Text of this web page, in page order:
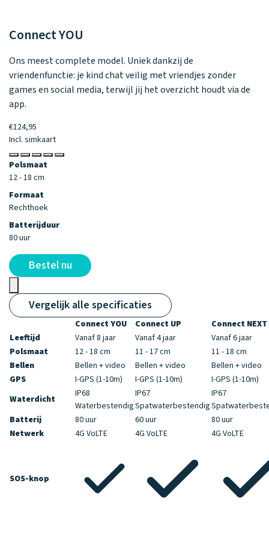
ConnectYOU
Ons meest complete model. Uniek dankzij de
vriendenfunctie: je kind chat veilig met vriendjes zonder
games en social media, terwijl jij het overzicht houdt via de
app.
€124,95
Incl. simkaart
Polsmaat
12 - 18 cm
Formaat
Rechthoek
Batterijduur
80 uur
Bestel nu
Vergelijk alle specificaties
Connect YOU Connect UP
Connect NEXT
Leeftijd
Vanaf 8 jaar Vanaf 4 jaar
Vanaf 6 jaar
Polsmaat
12 - 18 cm 11 - 17 cm
11 - 18 cm
Bellen
Bellen + video Bellen + video
Bellen + video
GPS
I-GPS (1-10m) I-GPS (1-10m)
I-GPS (1-10m)
Waterdicht
IP68
Waterbestendig
IP67
Spatwaterbestendig
IP67
Batterij
80 uur 60 uur
80 uur
Netwerk
4G VoLTE 4G VoLTE 4G VoLTE
SOS-knop